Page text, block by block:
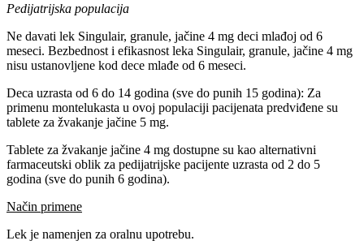
Pedijatrijska populacija
Ne davati lek Singulair, granule, jačine 4 mg deci mlađoj od 6
meseci. Bezbednost i efikasnost leka Singulair, granule, jačine 4 mg
nisu ustanovljene kod dece mlađe od 6 meseci.
Deca uzrasta od 6 do 14 godina (sve do punih 15 godina): Za
primenu montelukasta u ovoj populaciji pacijenata predviđene su
tablete za žvakanje jačine 5 mg.
Tablete za žvakanje jačine 4 mg dostupne su kao alternativni
farmaceutski oblik za pedijatrijske pacijente uzrasta od 2 do 5
godina (sve do punih 6 godina).
Način primene
Lek je namenjen za oralnu upotrebu.